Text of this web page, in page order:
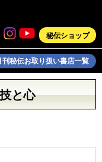
秘伝ショップ
刊秘伝お取り扱い書店一覧
と心